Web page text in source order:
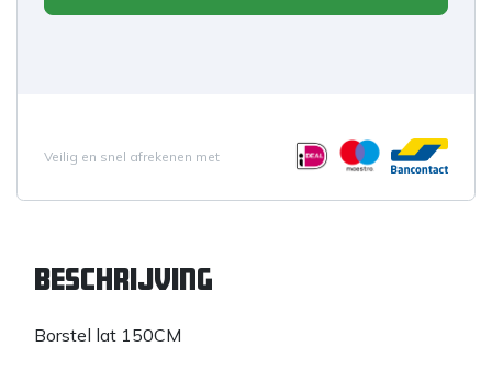
Veilig en snel afrekenen met
Beschrijving
Borstel lat 150CM